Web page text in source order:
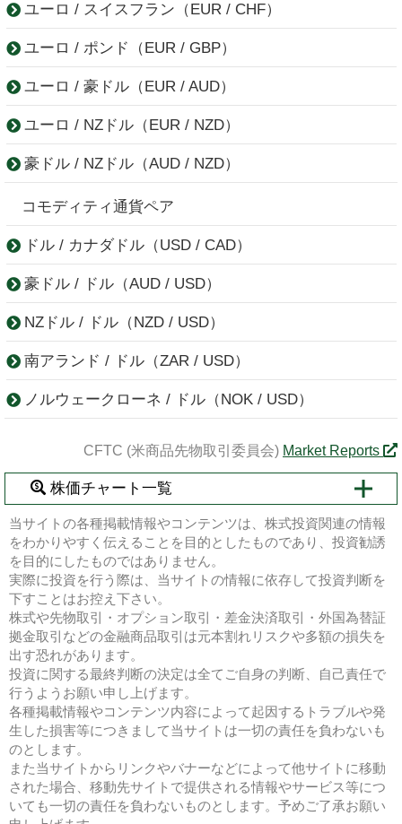
ユーロ / スイスフラン（EUR / CHF）
ユーロ / ポンド（EUR / GBP）
ユーロ / 豪ドル（EUR / AUD）
ユーロ / NZドル（EUR / NZD）
豪ドル / NZドル（AUD / NZD）
コモディティ通貨ペア
ドル / カナダドル（USD / CAD）
豪ドル / ドル（AUD / USD）
NZドル / ドル（NZD / USD）
南アランド / ドル（ZAR / USD）
ノルウェークローネ / ドル（NOK / USD）
CFTC (米商品先物取引委員会) Market Reports
株価チャート一覧
当サイトの各種掲載情報やコンテンツは、株式投資関連の情報
をわかりやすく伝えることを目的としたものであり、投資勧誘
を目的にしたものではありません。
実際に投資を行う際は、当サイトの情報に依存して投資判断を
下すことはお控え下さい。
株式や先物取引・オプション取引・差金決済取引・外国為替証
拠金取引などの金融商品取引は元本割れリスクや多額の損失を
出す恐れがあります。
投資に関する最終判断の決定は全てご自身の判断、自己責任で
行うようお願い申し上げます。
各種掲載情報やコンテンツ内容によって起因するトラブルや発
生した損害等につきまして当サイトは一切の責任を負わないも
のとします。
また当サイトからリンクやバナーなどによって他サイトに移動
された場合、移動先サイトで提供される情報やサービス等につ
いても一切の責任を負わないものとします。予めご了承お願い